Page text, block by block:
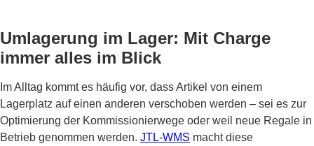
Umlagerung im Lager: Mit Charge
immer alles im Blick
Im Alltag kommt es häufig vor, dass Artikel von einem
Lagerplatz auf einen anderen verschoben werden – sei es zur
Optimierung der Kommissionierwege oder weil neue Regale in
Betrieb genommen werden. JTL-WMS macht diese